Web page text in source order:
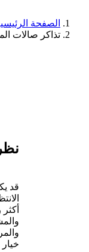
الصفحة
تذاكر صالات
قد